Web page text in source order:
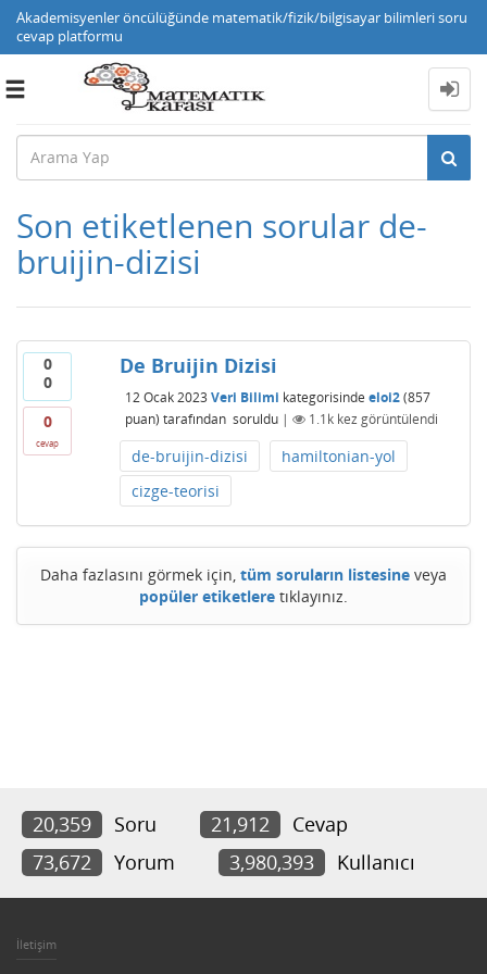
Akademisyenler öncülüğünde matematik/fizik/bilgisayar bilimleri soru
cevap platformu
Toggle
Son etiketlenen sorular de-
bruijin-dizisi
0
0
0
cevap
De Bruijin Dizisi
12 Ocak 2023 Veri Bilimi kategorisinde eloi2 (857
puan) tarafından soruldu | 1.1kkez görüntülendi
de-bruijin-dizisi
hamiltonian-yol
cizge-teorisi
Daha fazlasını görmek için, tüm soruların listesine veya
popüler etiketlere tıklayınız.
20,359 Soru 21,912
Cevap
73,672
Yorum 3,980,393 Kullanıcı
İletişim